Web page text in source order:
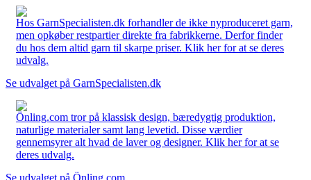
Hos GarnSpecialisten.dk forhandler de ikke nyproduceret garn,
men opkøber restpartier direkte fra fabrikkerne. Derfor finder
du hos dem altid garn til skarpe priser. Klik her for at se deres
udvalg.
Se udvalget på GarnSpecialisten.dk
Önling.com tror på klassisk design, bæredygtig produktion,
naturlige materialer samt lang levetid. Disse værdier
gennemsyrer alt hvad de laver og designer. Klik her for at se
deres udvalg.
Se udvalget på Önling.com